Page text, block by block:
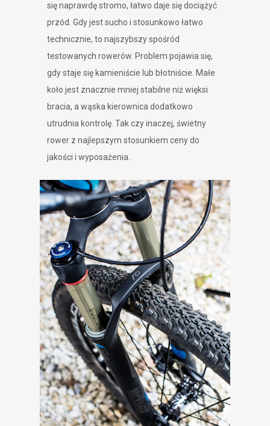
się naprawdę stromo, łatwo daje się dociążyć
przód. Gdy jest sucho i stosunkowo łatwo
technicznie, to najszybszy spośród
testowanych rowerów. Problem pojawia się,
gdy staje się kamieniście lub błotniście. Małe
koło jest znacznie mniej stabilne niż więksi
bracia, a wąska kierownica dodatkowo
utrudnia kontrolę. Tak czy inaczej, świetny
rower z najlepszym stosunkiem ceny do
jakości i wyposażenia.